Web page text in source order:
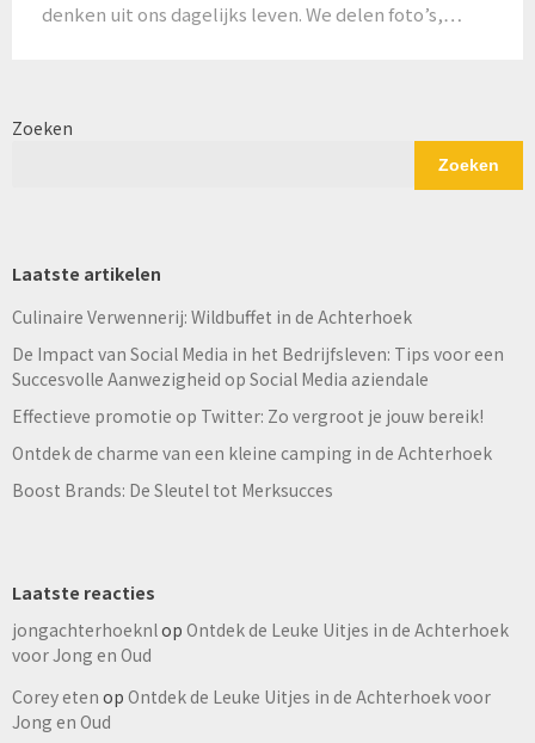
denken uit ons dagelijks leven. We delen foto’s,…
Zoeken
Zoeken
Laatste artikelen
Culinaire Verwennerij: Wildbuffet in de Achterhoek
De Impact van Social Media in het Bedrijfsleven: Tips voor een
Succesvolle Aanwezigheid op Social Media aziendale
Effectieve promotie op Twitter: Zo vergroot je jouw bereik!
Ontdek de charme van een kleine camping in de Achterhoek
Boost Brands: De Sleutel tot Merksucces
Laatste reacties
jongachterhoeknlop Ontdek de Leuke Uitjes in de Achterhoek
voor Jong en Oud
Corey eten op Ontdek de Leuke Uitjes in de Achterhoek voor
Jong en Oud